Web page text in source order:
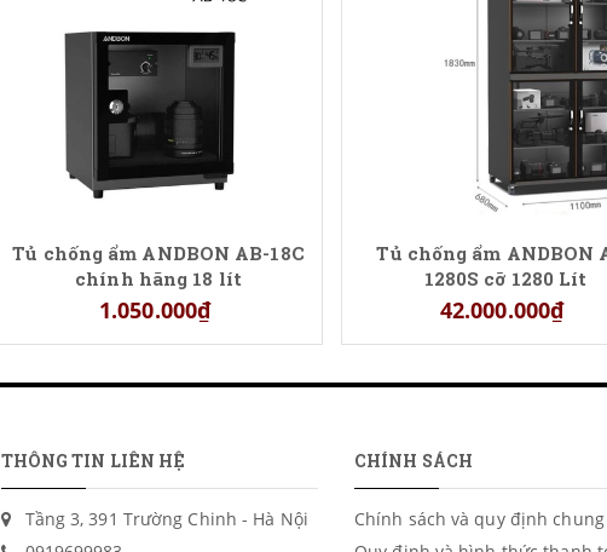
Tủ chống ẩm ANDBON AB-18C
chính hãng 18 lít
1.050.000₫
Tủ chống ẩm ANDBON
1280S cỡ 1280 Lít
42.000.000₫
THÔNG TIN LIÊN HỆ
Tầng 3, 391 Trường Chinh - Hà Nội
CHÍNH SÁCH
Chính sách và quy định chung